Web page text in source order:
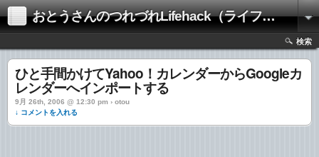
おとうさんのつれづれLifehack（ライフハック）
検索
ひと手間かけてYahoo！カレンダーからGoogleカ
レンダーへインポートする
9月 26th, 2006 @ 12:30 pm › otou
↓ コメントを入れる